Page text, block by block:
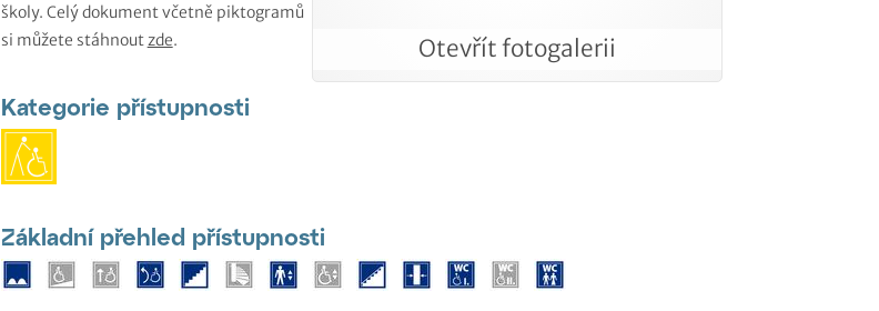
Otevřít fotogalerii
školy. Celý dokument včetně piktogramů
si můžete stáhnoutzde.
Kategorie přístupnosti
Základní přehled přístupnosti